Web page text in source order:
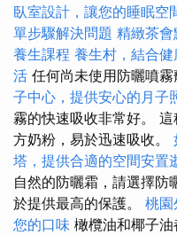
臥室設計，讓您的睡眠空
單步驟解決問題 精緻茶
養生課程 養生村，結合
活 任何尚未使用防曬噴
子中心，提供安心的月子
霧的快速吸收非常好。
方奶粉，易於迅速吸收。
塔，提供合適的空間安置
自然的防曬霜，請選擇防
於提供最高的保護。 桃園
您的口味 橄欖油和椰子